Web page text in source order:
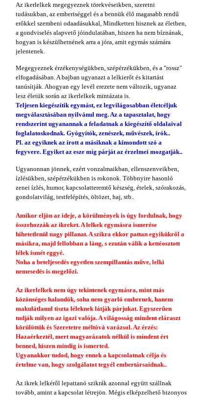
Az ikerlelkek megegyeznek törekvéseikben, szeretni
tudásukban, az emberiséggel és a bennük élő magasabb rendű
erőkkel szembeni odaadásukkal, Mindketten hisznek az életben,
a gondviselés alapvető jóindulatában, hiszen ha nem bíznának,
hogyan is készülhetnének arra a jóra, amit egymás számára
jelentenek.
Megegyeznek érzékenységükben, szépérzékükben, és a "rossz"
elfogadásában. A bajban ugyanazt a lelkierőt és kitartást
tanúsítják. Ahogyan egy levél erezete nem változik, ugyanaz
lesz életük során az ikerlelkek mintázata is.
Teljesen kiegészítik egymást, ez legvilágosabban életcéljuk
megválasztásában nyilvánul meg. Az a tapasztalat, hogy
rendszerint ugyanannak a feladatnak a kiegészítő oldalaival
foglalatoskodnak. Gyógyítók, zenészek, művészek, írók..
Pl. az egyiknek az írott a másiknak a kimondott szó a
fegyvere. Egyiket az esze míg párját az érzelmei mozgatják..
Ugyanonnan jönnek, ezért vonzalmaikban, ellenszenveikben,
ízlésükben, szépérzékükben is rokonok. Többnyire hasonló
zenei ízlés, humor, kapcsolatteremtő készség, ételek, szórakozás,
gondolatvilág, testfelépítés, öltözet, haj, stb..
Amikor eljön az ideje, a körülmények is úgy fordulnak, hogy
összehozzák az ikreket. A lelkek egymásra ismerése
hihetetlenül nagy pillanat. A szikra ekkor pattan egyikükről a
másikra, majd fellobban a láng, s ezután válik a kettéosztott
lélek ismét eggyé.
Noha a beteljesedés egyetlen szempillantás műve, lelki
nemesedés is megelőzi.
Az ikerlelkek nem úgy tekintenek egymásra, mint más
közönséges halandók, soha nem gyarló embernek, hanem
makulátlanul tiszta léleknek látják párjukat. Egyszerűen
tudják milyen az igazi valója. A világosság mindent eláraszt
körülöttük és Szeretetre méltóvá varázsol. Az érzés:
Hazaérkeztél, mert magyarázatok nélkül is mindent ért
benned, hiszen mindig is ismerted.
Ugyanakkor tudod, hogy ennek a kapcsolatnak célja és
értelme van, hogy szolgálatot tegyél embertársaidnak..
Az ikrek lelkéről lepattanó szikrák azonnal együtt szállnak
tovább, amint a kapcsolat létrejön. Mégis elképzelhető bizonyos